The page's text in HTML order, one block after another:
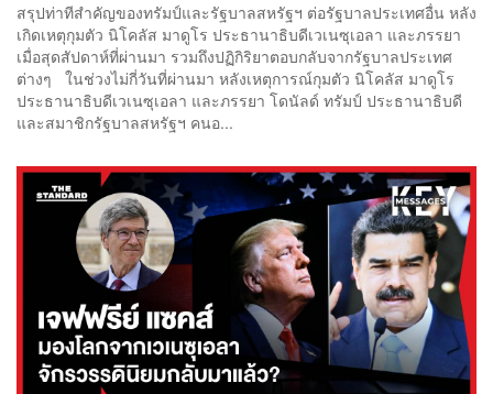
สรุปท่าทีสำคัญของทรัมป์และรัฐบาลสหรัฐฯ ต่อรัฐบาลประเทศอื่น หลัง
เกิดเหตุกุมตัว นิโคลัส มาดูโร ประธานาธิบดีเวเนซุเอลา และภรรยา
เมื่อสุดสัปดาห์ที่ผ่านมา รวมถึงปฏิกิริยาตอบกลับจากรัฐบาลประเทศ
ต่างๆ ในช่วงไม่กี่วันที่ผ่านมา หลังเหตุการณ์กุมตัว นิโคลัส มาดูโร
ประธานาธิบดีเวเนซุเอลา และภรรยา โดนัลด์ ทรัมป์ ประธานาธิบดี
และสมาชิกรัฐบาลสหรัฐฯ คนอ...